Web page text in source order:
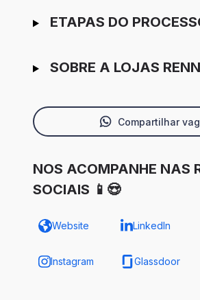
ETAPAS DO
SOBRE A LOJAS
Compartilhar
NOS ACOMPANHE NAS
SOCIAIS 📱😍
Website LinkedIn
Instagram Glassdoor